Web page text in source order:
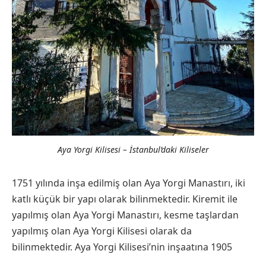
Aya Yorgi Kilisesi – İstanbul’daki Kiliseler
1751 yılında inşa edilmiş olan Aya Yorgi Manastırı, iki
katlı küçük bir yapı olarak bilinmektedir. Kiremit ile
yapılmış olan Aya Yorgi Manastırı, kesme taşlardan
yapılmış olan Aya Yorgi Kilisesi olarak da
bilinmektedir. Aya Yorgi Kilisesi’nin inşaatına 1905